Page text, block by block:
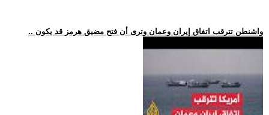
.. واشنطن تترقب اتفاق إيران وعمان وترى أن فتح مضيق هرمز قد يكون